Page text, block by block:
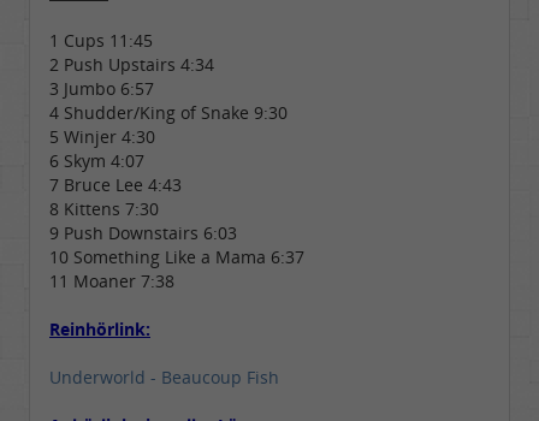
1 Cups 11:45
2 Push Upstairs 4:34
3 Jumbo 6:57
4 Shudder/King of Snake 9:30
5 Winjer 4:30
6 Skym 4:07
7 Bruce Lee 4:43
8 Kittens 7:30
9 Push Downstairs 6:03
10 Something Like a Mama 6:37
11 Moaner 7:38
Reinhörlink:
Underworld - Beaucoup Fish